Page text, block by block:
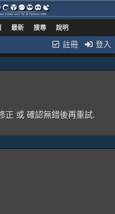
最新 搜尋 說明
註冊 登入
正 或 確認無錯後再重試.